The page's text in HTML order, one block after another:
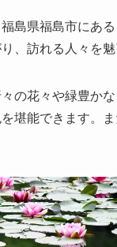
島県福島市にあ
、訪れる人々を魅
の花々や緑豊か
堪能できます。